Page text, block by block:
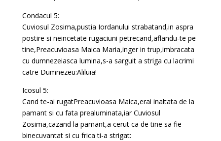
Condacul 5:
Cuviosul Zosima,pustia Iordanului strabatand,in aspra
postire si neincetate rugaciuni petrecand,aflandu-te pe
tine,Preacuvioasa Maica Maria,inger in trup,imbracata
cu dumnezeiasca lumina,s-a sarguit a striga cu lacrimi
catre Dumnezeu:Aliluia!
Icosul 5:
Cand te-ai rugatPreacuvioasa Maica,erai inaltata de la
pamant si cu fata prealuminata,iar Cuviosul
Zosima,cazand la pamant,a cerut ca de tine sa fie
binecuvantat si cu frica ti-a strigat: